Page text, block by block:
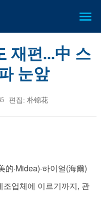
재편...中 스
눈앞
편집: 朴锦花
·Midea)·하이얼(海爾)
업체에 이르기까지, 관